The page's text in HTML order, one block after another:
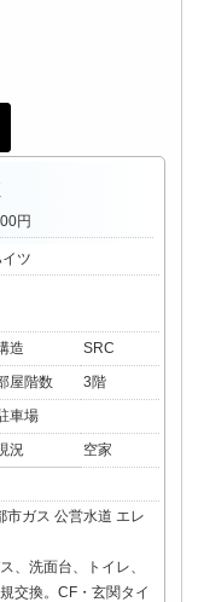
円
ツ
造
SRC
屋階数
3階
車場
況
空家
市ガス 公営水道 エレ
、洗面台、トイレ、
交換。CF・玄関タイ